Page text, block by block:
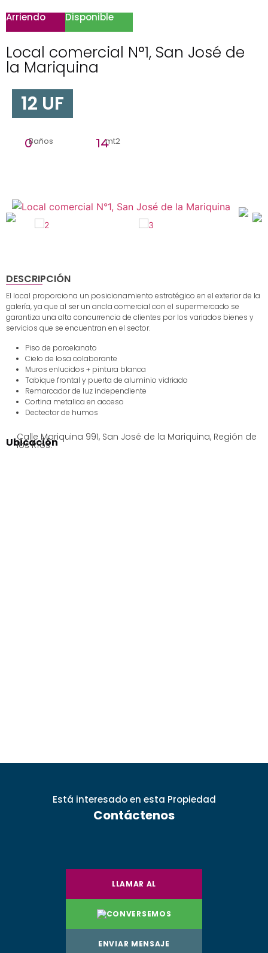
Arriendo Disponible
Local comercial N°1, San José de
la Mariquina
12 UF
0Baños 14mt2
DESCRIPCIÓN
El local proporciona un posicionamiento estratégico en el exterior de la
galería, ya que al ser un ancla comercial con el supermercado se
garantiza una alta concurrencia de clientes por los variados bienes y
servicios que se encuentran en el sector.
Piso de porcelanato
Cielo de losa colaborante
Muros enlucidos + pintura blanca
Tabique frontal y puerta de aluminio vidriado
Remarcador de luz independiente
Cortina metalica en acceso
Dectector de humos
Ubicación
Calle Mariquina 991, San José de la Mariquina, Región de
los Ríos.
Está interesadoen esta Propiedad
Contáctenos
LLAMAR AL
CONVERSEMOS
ENVIAR MENSAJE